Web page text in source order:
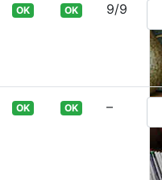
OK OK 9/9
OK OK –